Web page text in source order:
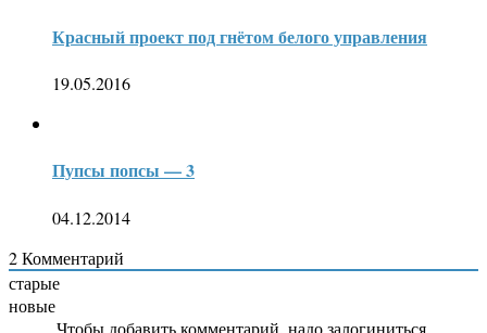
Красный проект под гнётом белого управления
19.05.2016
Пупсы попсы — 3
04.12.2014
2Комментарий
старые
новые
Чтобы добавить комментарий, надо залогиниться.